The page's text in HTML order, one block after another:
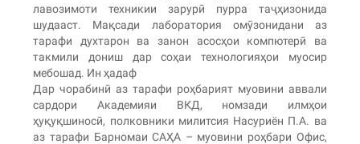
лавозимоти техникии зарурӣ пурра таҷҳизонида
шудааст. Мақсади лаборатория омӯзонидани аз
тарафи духтарон ва занон асосҳои компютерӣ ва
такмили дониш дар соҳаи технологияҳои муосир
мебошад. Ин ҳадаф
Дар чорабинӣ аз тарафи роҳбарият муовини аввали
сардори Академияи ВКД, номзади илмҳои
ҳуқуқшиносӣ, полковники милитсия Насуриён П.А. ва
аз тарафи Барномаи САҲА – муовини роҳбари Офис,